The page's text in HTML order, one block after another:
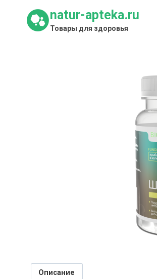
содержимому
natur-apteka.ru
Товары для здоровья
Описание